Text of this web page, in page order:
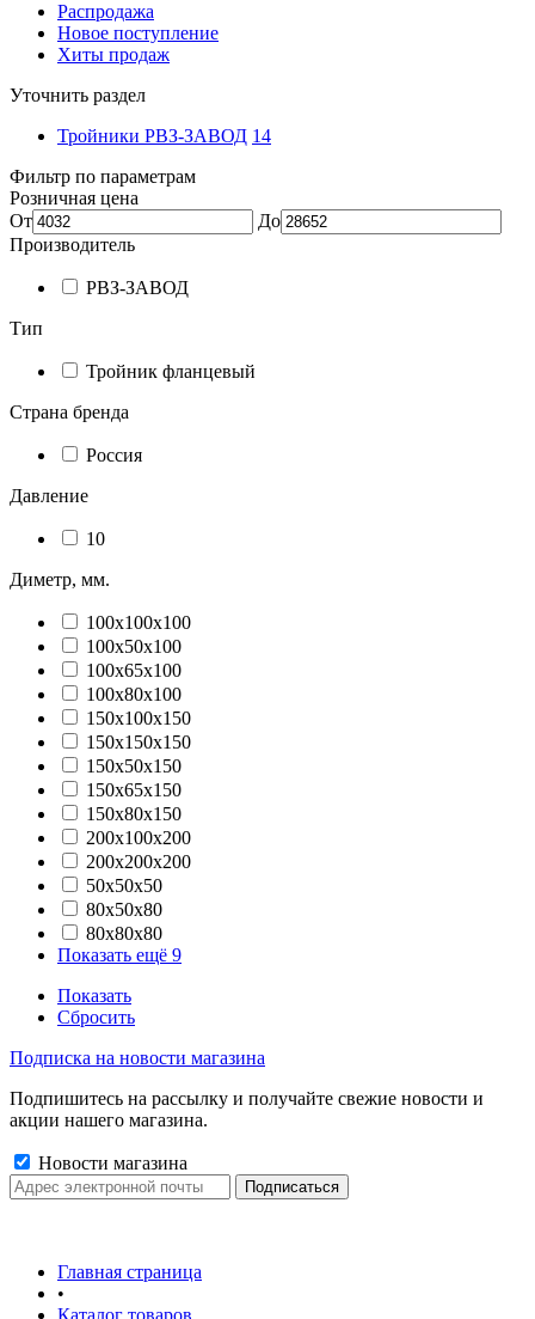
Распродажа
Новое поступление
Хиты продаж
Уточнить раздел
Тройники РВЗ-ЗАВОД 14
Фильтр по параметрам
Розничная цена
От
До
Производитель
РВЗ-ЗАВОД
Тип
Тройник фланцевый
Страна бренда
Россия
Давление
10
Диметр, мм.
100х100х100
100х50х100
100х65х100
100х80х100
150х100х150
150х150х150
150х50х150
150х65х150
150х80х150
200х100х200
200х200х200
50х50х50
80х50х80
80х80х80
Показать ещё 9
Показать
Сбросить
Подписка на новости магазина
Подпишитесь на рассылку и получайте свежие новости и
акции нашего магазина.
Новости магазина
Главная страница
•
Каталог товаров